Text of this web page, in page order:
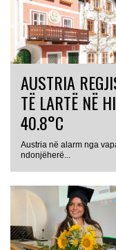
AUSTRIA
TË LARTË NË
40.8°C
Austria në alarm nga
ndonjëherë...
AUSTRI